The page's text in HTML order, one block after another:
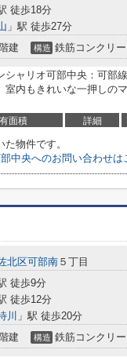
徒歩18分
」駅 徒歩27分
建 構造 鉄筋コンクリー
シャリオ可部中央：可部
室内もきれいな一押しの
面積 詳細
物件です。
中央へのお問い合わせは
北区可部南 ５丁目
徒歩9分
徒歩12分
川 」駅 徒歩20分
建 構造 鉄筋コンクリー